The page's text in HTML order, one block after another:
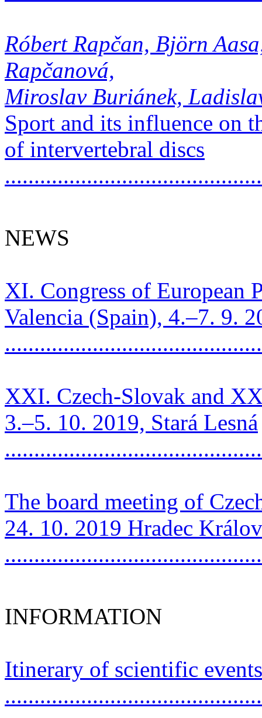
Róbert Rapčan, Björn
Rapčanová,
Miroslav Buriánek,
Sport and its influence on
of intervertebral discs
NEWS
XI. Congress of European
Valencia (Spain), 4.–7. 9.
XXI. Czech-Slovak and
3.–5. 10. 2019, Stará Lesná
The board meeting of
24. 10. 2019 Hradec
INFORMATION
Itinerary of scientific events